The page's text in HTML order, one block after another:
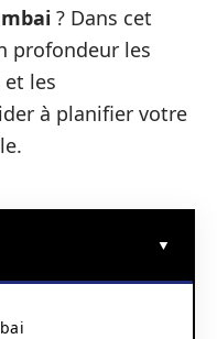
? Dans cet
profondeur les
et les
à planifier votre